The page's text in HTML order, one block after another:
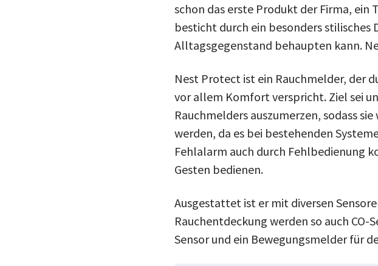
schon das erste Produkt der Firma,
besticht durch ein besonders stilisches
Alltagsgegenstand behaupten kann.
Nest Protect ist ein Rauchmelder, der
vor allem Komfort verspricht. Ziel sei
Rauchmelders auszumerzen, sodass
werden, da es bei bestehenden
Fehlalarm auch durch Fehlbedienung
Gesten bedienen.
Ausgestattet ist er mit diversen
Rauchentdeckung werden so auch
Sensor und ein Bewegungsmelder für